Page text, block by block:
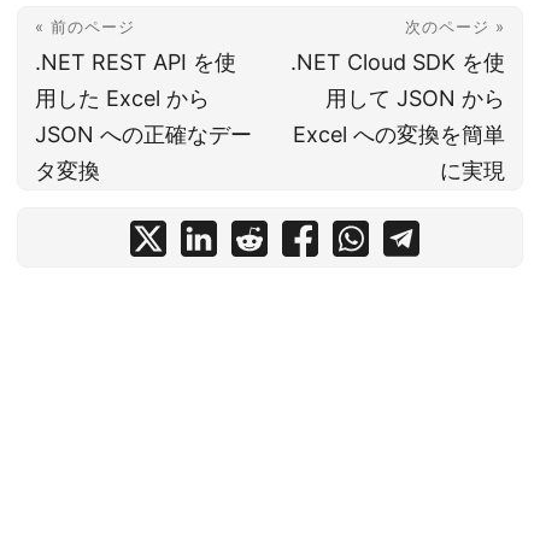
« 前のページ
.NET REST API を使
用した Excel から
JSON への正確なデー
タ変換
次のページ »
.NET Cloud SDK を使
用して JSON から
Excel への変換を簡単
に実現